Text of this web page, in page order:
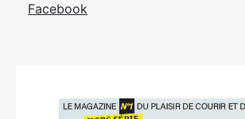
Facebook